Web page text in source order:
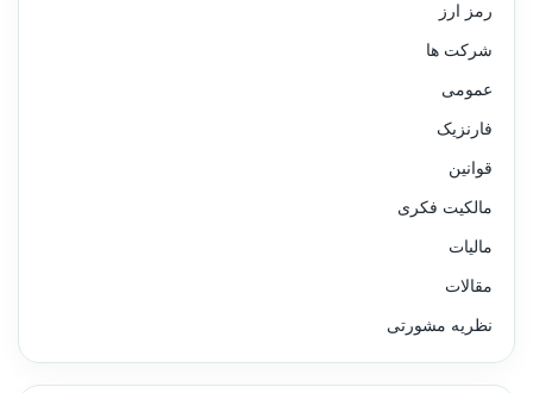
رمز ارز
شرکت ها
عمومی
فارنزیک
قوانین
مالکیت فکری
مالیات
مقالات
نظریه مشورتی